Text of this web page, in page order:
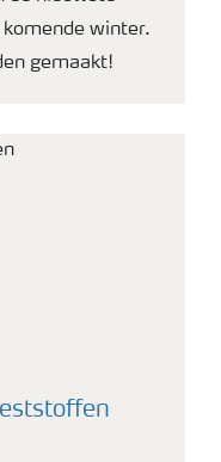
winter.
gemaakt!